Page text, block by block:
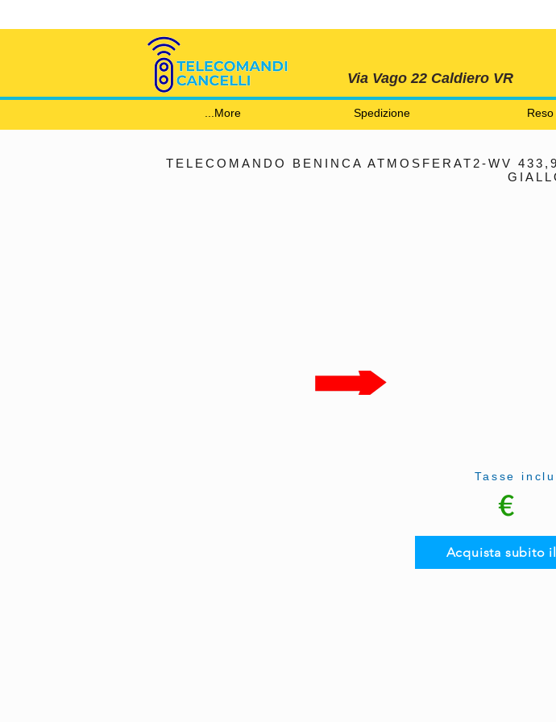
Via Vago 22 Caldiero VR
Reso
Spedizione
More...
TELECOMANDO BENINCA ATMOSFERAT2-WV
Tasse
€
Acquista subito